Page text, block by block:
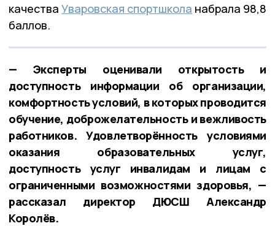
качества Уваровская спортшкола набрала 98,8
баллов.
— Эксперты оценивали открытость и
доступность информации об организации,
комфортность условий, в которых проводится
обучение, доброжелательность и вежливость
работников. Удовлетворённость условиями
оказания образовательных услуг,
доступность услуг инвалидам и лицам с
ограниченными возможностями здоровья, —
рассказал директор ДЮСШ Александр
Королёв.